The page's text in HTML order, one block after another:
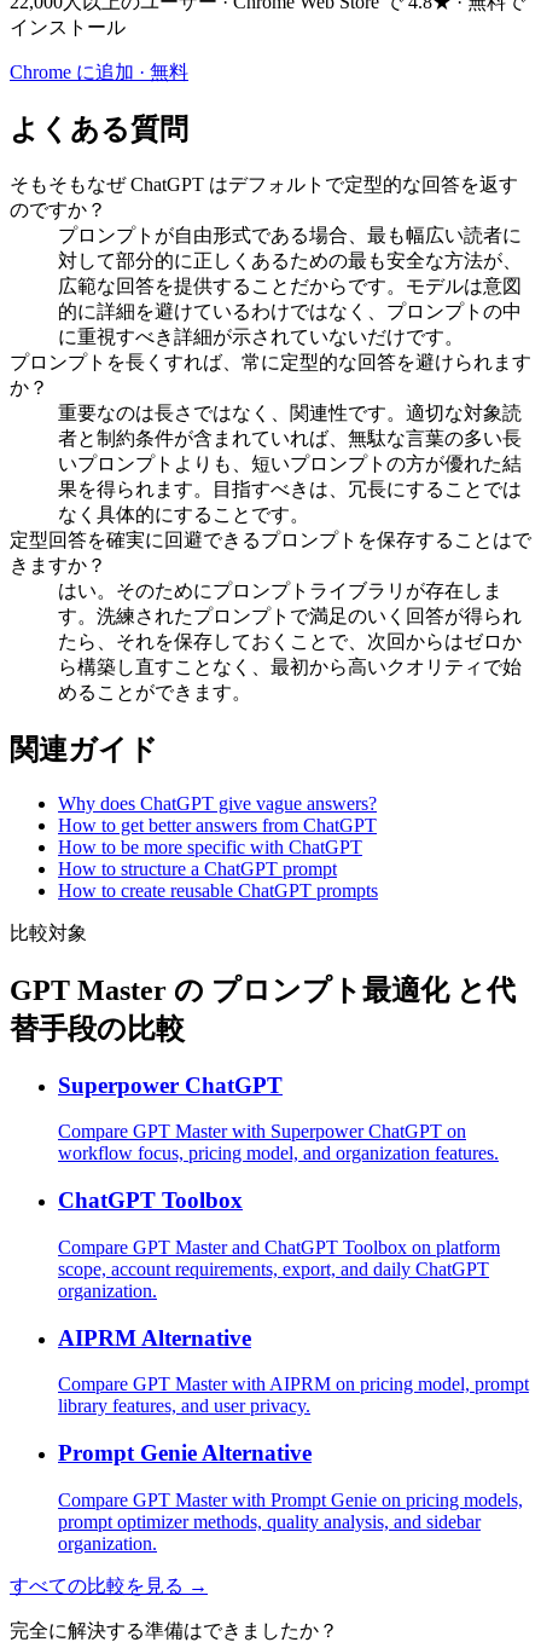
インストール
Chrome に追加 · 無料
よくある質問
そもそもなぜ ChatGPT はデフォルトで定型的な回答を返す
のですか？
プロンプトが自由形式である場合、最も幅広い読者に
対して部分的に正しくあるための最も安全な方法が、
広範な回答を提供することだからです。モデルは意図
的に詳細を避けているわけではなく、プロンプトの中
に重視すべき詳細が示されていないだけです。
プロンプトを長くすれば、常に定型的な回答を避けられます
か？
重要なのは長さではなく、関連性です。適切な対象読
者と制約条件が含まれていれば、無駄な言葉の多い長
いプロンプトよりも、短いプロンプトの方が優れた結
果を得られます。目指すべきは、冗長にすることでは
なく具体的にすることです。
定型回答を確実に回避できるプロンプトを保存することはで
きますか？
はい。そのためにプロンプトライブラリが存在しま
す。洗練されたプロンプトで満足のいく回答が得られ
たら、それを保存しておくことで、次回からはゼロか
ら構築し直すことなく、最初から高いクオリティで始
めることができます。
関連ガイド
Why does ChatGPT give vague answers?
How to get better answers from ChatGPT
How to be more specific with ChatGPT
How to structure a ChatGPT prompt
How to create reusable ChatGPT prompts
比較対象
GPT Master の プロンプト最適化 と代
替手段の比較
Superpower ChatGPT
Compare GPT Master with Superpower ChatGPT on
workflow focus, pricing model, and organization features.
ChatGPT Toolbox
Compare GPT Master and ChatGPT Toolbox on platform
scope, account requirements, export, and daily ChatGPT
organization.
AIPRM Alternative
Compare GPT Master with AIPRM on pricing model, prompt
library features, and user privacy.
Prompt Genie Alternative
Compare GPT Master with Prompt Genie on pricing models,
prompt optimizer methods, quality analysis, and sidebar
organization.
すべての比較を見る →
完全に解決する準備はできましたか？